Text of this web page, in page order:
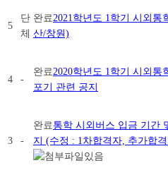
5
단
체
완료 2021학년도 1학기 시외통
산/창원)
4 -
완료 2020학년도 1학기 시외통
포기 관련 공지
3 -
완료 통학 시외버스 입금 기간
지 (수정 : 1차합격자, 추가합